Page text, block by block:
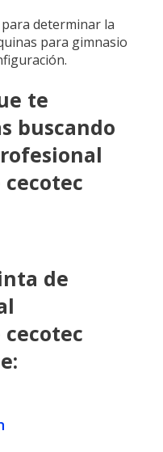
determinar la
para gimnasio
te
buscando
de